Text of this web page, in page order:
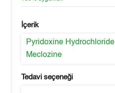
İçerik
Pyridoxine Hydrochloride
Meclozine
Tedavi seçeneği